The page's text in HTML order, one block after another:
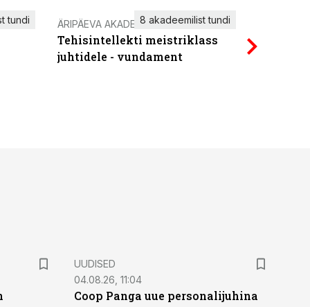
tundi ÄRIPÄEVA AKADEEMIA
Tehisintellekti meistriklass
juhtidele - vundament
8 akadeemilist tundi
UUDISED
04.08.26, 11:04
Coop Panga uue personalijuhina